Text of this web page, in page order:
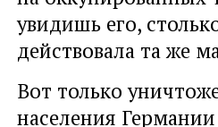
увидишь его,
действовала та же
Вот только
населения